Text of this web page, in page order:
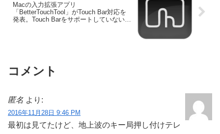
Macの入力拡張アプリ
「BetterTouchTool」がTouch Bar対応を
発表。Touch Barをサポートしていないア
コメント
匿名 より:
2016年11月28日 9:46 PM
最初は見てたけど、地上波のキー局押し付けテレ